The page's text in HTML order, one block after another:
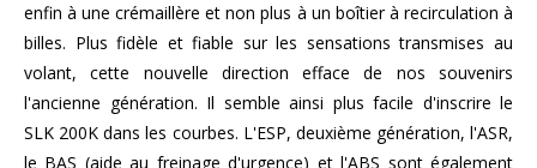
enfin à une crémaillère et non plus à un boîtier à recirculation à
billes. Plus fidèle et fiable sur les sensations transmises au
volant, cette nouvelle direction efface de nos souvenirs
l'ancienne génération. Il semble ainsi plus facile d'inscrire le
SLK 200K dans les courbes. L'ESP, deuxième génération, l'ASR,
le BAS (aide au freinage d'urgence) et l'ABS sont également